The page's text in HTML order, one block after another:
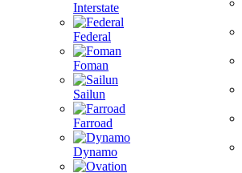
Interstate
Federal
Foman
Sailun
Farroad
Dynamo